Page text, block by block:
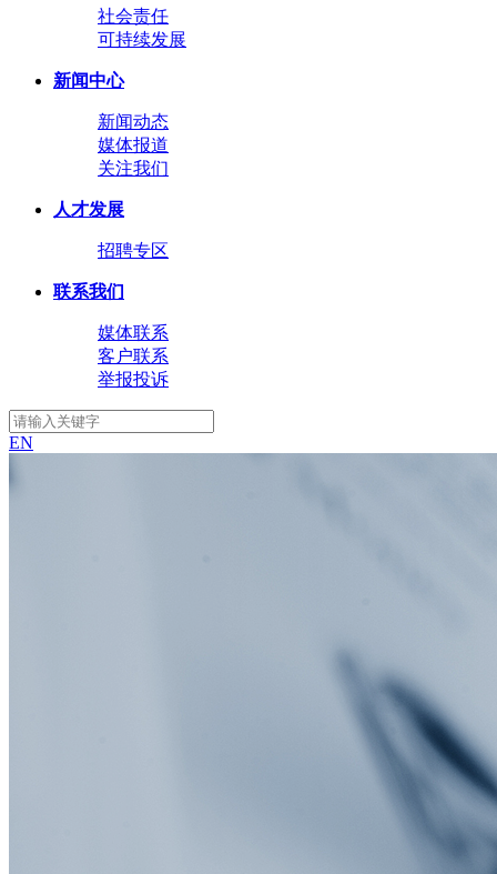
社会责任
可持续发展
新闻中心
新闻动态
媒体报道
关注我们
人才发展
招聘专区
联系我们
媒体联系
客户联系
举报投诉
EN